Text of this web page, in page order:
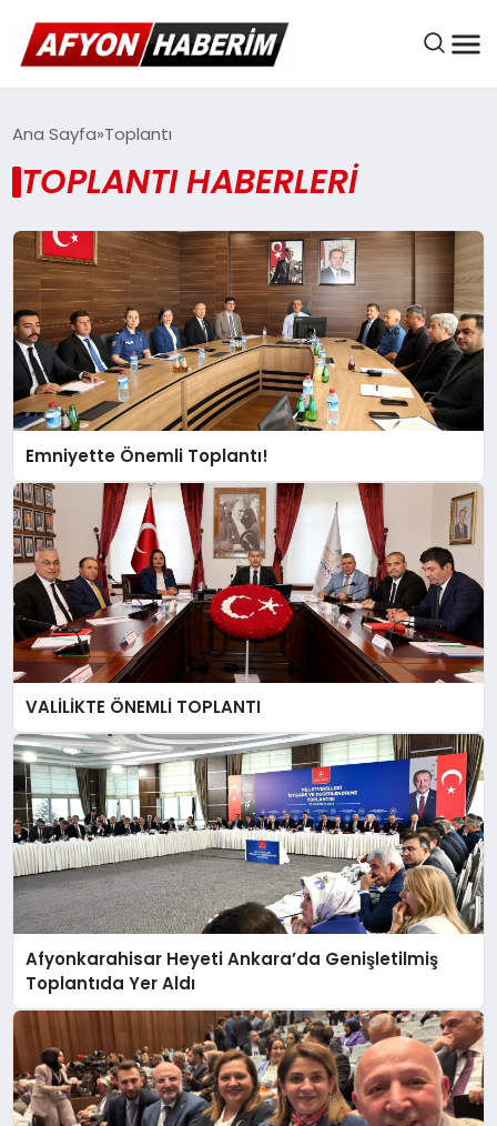
AFYON HABER
BELEDIYELER
EKONOMI
DÜNYA
SPOR
MAGAZIN
SAĞLIK
TEKNOLOJI
Ana Sayfa Toplantı
TOPLANTI HABERLERI
Emniyette Önemli Toplantı!
VALİLİKTE ÖNEMLİ TOPLANTI
Afyonkarahisar Heyeti Ankara’da Genişletilmiş
Toplantıda Yer Aldı